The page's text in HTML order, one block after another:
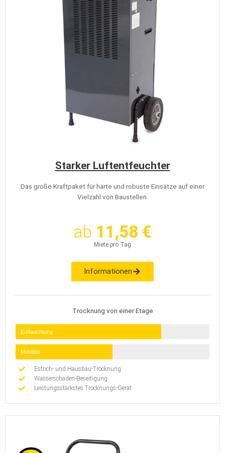
Starker Luftentfeuchter
Das große Kraftpaket für harte und robuste Einsätze auf einer
Vielzahl von Baustellen.
ab 11,58 €
Miete pro Tag
Informationen
Trocknung von einer Etage
Entfeuchtung
Mobilität
Estrich- und Hausbau-Trocknung
Wasserschaden-Beseitigung
Leistungsstärkstes Trocknungs-Gerät